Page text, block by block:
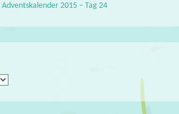
Adventskalender 2015 – Tag 24